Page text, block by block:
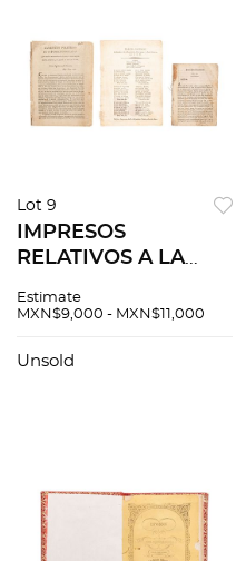
Lot 9
IMPRESOS
RELATIVOS A LA
MÉXICO.
LAMENTOS
Estimate
MXN$9,000 - MXN$11,000
Unsold